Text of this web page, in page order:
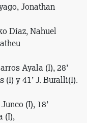
Jonathan
Díaz, Nahuel
Ayala (I), 28’
(I) y 41’ J. Buralli(I).
(I), 18’
(I),